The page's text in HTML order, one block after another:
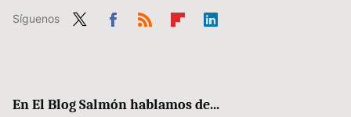
Síguenos
En El Blog Salmón hablamos de...